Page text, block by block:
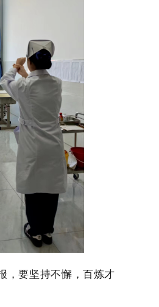
，要坚持不懈，百炼才